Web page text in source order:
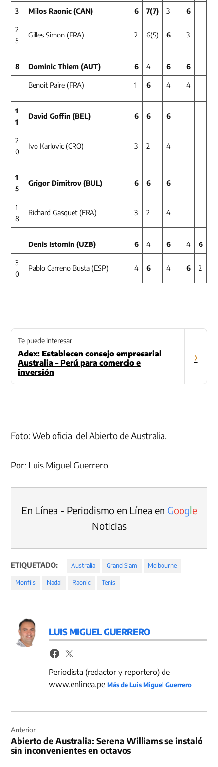
3 Milos Raonic (CAN) 6 7(7) 3 6
2
5
Gilles Simon (FRA) 2 6(5) 6 3
8 Dominic Thiem (AUT) 6 4 6 6
Benoit Paire (FRA) 1 6 4 4
1
1
David Goffin (BEL) 6 6 6
2
0
Ivo Karlovic (CRO) 3 2 4
1
5
Grigor Dimitrov (BUL) 6 6 6
1
8
Richard Gasquet (FRA) 3 2 4
Denis Istomin (UZB) 6 4 6 4 6
3
0
Pablo Carreno Busta (ESP) 4 6 4 6 2
Te puede interesar:
Adex: Establecen consejo empresarial
Australia – Perú para comercio e
inversión
›
Foto: Web oficial del Abierto deAustralia.
Por: Luis Miguel Guerrero.
En Línea - Periodismo en Línea en Google
Noticias
ETIQUETADO: Australia Grand Slam Melbourne
Monfils Nadal Raonic Tenis
LUIS MIGUEL GUERRERO
Periodista (redactor y reportero) de
www.enlinea.peMás de Luis Miguel Guerrero
de
entradas
Anterior
Abierto de Australia: Serena Williams se instaló
sin inconvenientes en octavos